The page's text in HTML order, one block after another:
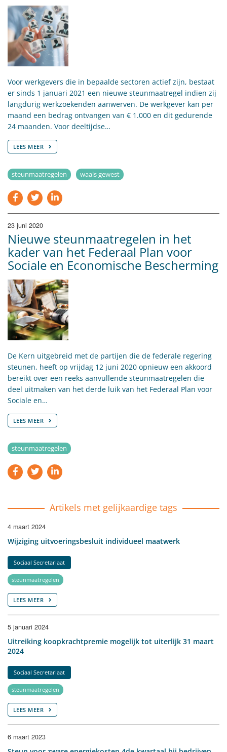
Voor werkgevers die in bepaalde sectoren actief zijn, bestaat
er sinds 1 januari 2021 een nieuwe steunmaatregel indien zij
langdurig werkzoekenden aanwerven. De werkgever kan per
maand een bedrag ontvangen van € 1.000 en dit gedurende
24 maanden. Voor deeltijdse…
LEES MEER
steunmaatregelen waals gewest
23 juni 2020
Nieuwe steunmaatregelen in het
kader van het Federaal Plan voor
Sociale en Economische Bescherming
De Kern uitgebreid met de partijen die de federale regering
steunen, heeft op vrijdag 12 juni 2020 opnieuw een akkoord
bereikt over een reeks aanvullende steunmaatregelen die
deel uitmaken van het derde luik van het Federaal Plan voor
Sociale en…
LEES MEER
steunmaatregelen
Artikels met gelijkaardige tags
4 maart 2024
Wijziging uitvoeringsbesluit individueel maatwerk
Sociaal Secretariaat
steunmaatregelen
LEES MEER
5 januari 2024
Uitreiking koopkrachtpremie mogelijk tot uiterlijk 31 maart
2024
Sociaal Secretariaat
steunmaatregelen
LEES MEER
6 maart 2023